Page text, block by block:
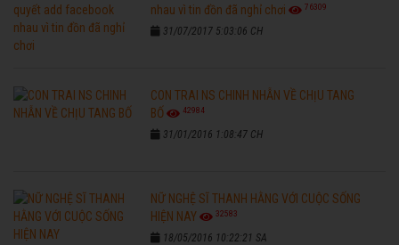
nhau vì tin đồn đã nghỉ chơi
76309
31/07/2017 5:03:06 CH
CON TRAI NS CHINH NHẪN VỀ CHỊU TANG
BỐ
42984
31/01/2016 1:08:47 CH
NỮ NGHỆ SĨ THANH HẰNG VỚI CUỘC SỐNG
HIỆN NAY
32583
18/05/2016 10:22:21 SA